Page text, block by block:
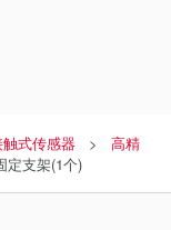
式传感器
高精
定支架(1个)